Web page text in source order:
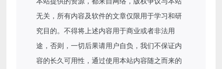
无关，所有内容及软件的文章仅限用于学习和研
究目的。不得将上述内容用于商业或者非法用
途，否则，一切后果请用户自负，我们不保证内
容的长久可用性，通过使用本站内容随之而来的